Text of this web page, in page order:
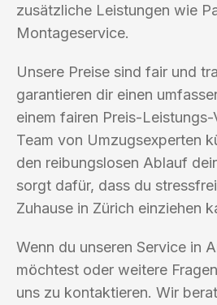
zusätzliche Leistungen wie
Montageservice.
Unsere Preise sind fair und
garantieren dir einen
einem fairen Preis-Leistungs-
Team von Umzugsexperten
den reibungslosen Ablauf
sorgt dafür, dass du
Zuhause in Zürich einziehen
Wenn du unseren Service in
möchtest oder weitere
uns zu kontaktieren. Wir